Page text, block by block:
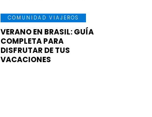
COMUNIDAD VIAJEROS
VERANO EN BRASIL: GUÍA
COMPLETA PARA
DISFRUTAR DE TUS
VACACIONES